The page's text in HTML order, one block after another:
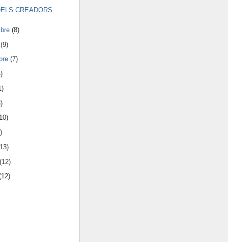
CREADORS
(8)
(9)
(7)
(12)